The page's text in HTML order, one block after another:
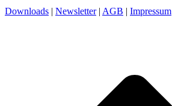
Downloads | Newsletter| AGB | Impressum